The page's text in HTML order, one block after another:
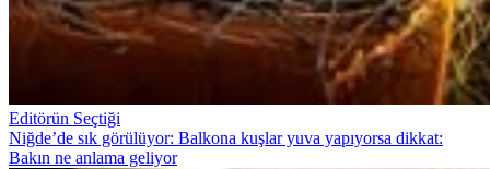
Editörün Seçtiği
Niğde’de sık görülüyor: Balkona kuşlar yuva yapıyorsa dikkat:
Bakın ne anlama geliyor